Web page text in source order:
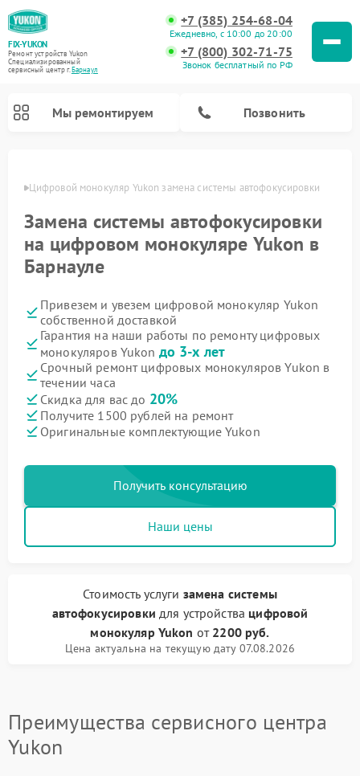
FIX-YUKON
Ремонт устройств Yukon
Специализированный
cервисный центр г.Барнаул
+7 (385) 254-68-04
Ежедневно, с 10:00 до 20:00
+7 (800) 302-71-75
Звонок бесплатный по РФ
Мы ремонтируем Позвонить
Цифровой монокуляр Yukon замена системы автофокусировки
Замена системы автофокусировки
на цифровом монокуляре Yukon в
Барнауле
Привезем и увезем цифровой монокуляр Yukon
собственной доставкой
Гарантия на наши работы по ремонту цифровых
монокуляров Yukon до 3-х лет
Срочный ремонт цифровых монокуляров Yukon в
течении часа
Скидка для вас до 20%
Получите 1500 рублей на ремонт
Оригинальные комплектующие Yukon
Получить консультацию
Наши цены
Стоимость услуги замена системы
автофокусировки для устройства цифровой
монокуляр Yukon от 2200 руб.
Цена актуальна на текущую дату 07.08.2026
Преимущества сервисного центра
Yukon